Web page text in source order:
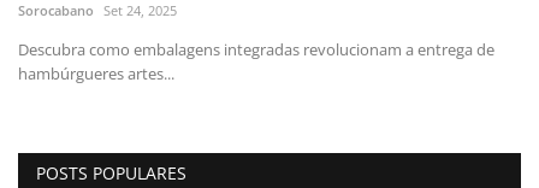
Sorocabano Set 24, 2025
Descubra como embalagens integradas revolucionam a entrega de
hambúrgueres artes...
POSTS POPULARES